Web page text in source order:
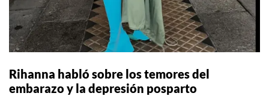
Rihanna habló sobre los temores del
embarazo y la depresión posparto